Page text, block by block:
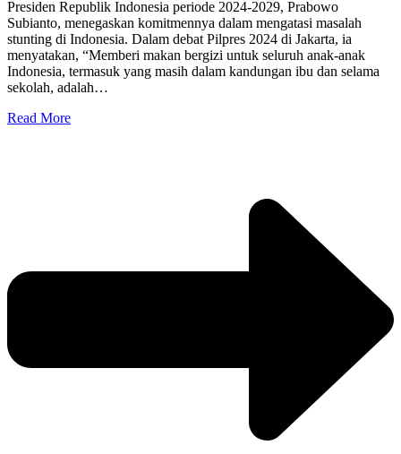
Presiden Republik Indonesia periode 2024-2029, Prabowo
Subianto, menegaskan komitmennya dalam mengatasi masalah
stunting di Indonesia. Dalam debat Pilpres 2024 di Jakarta, ia
menyatakan, “Memberi makan bergizi untuk seluruh anak-anak
Indonesia, termasuk yang masih dalam kandungan ibu dan selama
sekolah, adalah…
Read More